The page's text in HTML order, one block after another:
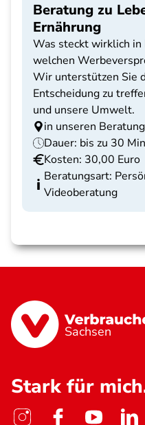
Beratung zu
Ernährung
Was steckt wirklich
welchen
Wir unterstützen Sie
Entscheidung zu
und unsere Umwelt.
in unseren
Dauer: bis zu 30
Kosten: 30,00 Euro
Beratungsart:
Videoberatung
Sachsen
Stark für